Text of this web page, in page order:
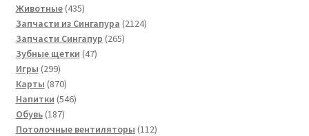
товара
Животные 435435
товаров
Запчасти из Сингапура 21242124
Запчасти Сингапур 265265
Зубные щетки 4747
Игры 299299
товаров
Карты 870870
товаров
Напитки 546546
Обувь 187187
товаров
Потолочные вентиляторы 112112